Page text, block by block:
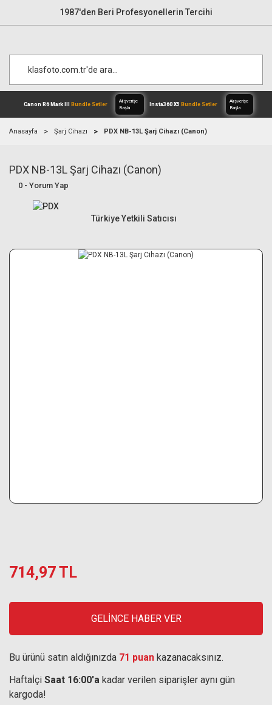
1987'den Beri Profesyonellerin Tercihi
Canon R6 Mark IIIBundle Setler
Anasayfa Şarj Cihazı PDX NB-13L Şarj Cihazı (Canon)
PDX NB-13L Şarj Cihazı (Canon)
0 - Yorum Yap
Türkiye Yetkili Satıcısı
714,97 TL
GELİNCE HABER VER
Bu ürünü satın aldığınızda 71 puan kazanacaksınız.
Haftaİçi Saat 16:00'a kadar verilen siparişler aynı gün
kargoda!